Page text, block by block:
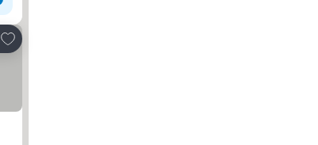
Přidat na seznam oblíbených hotelů